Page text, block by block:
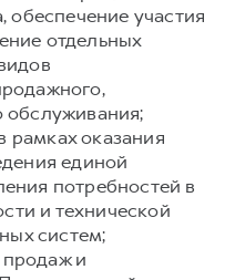
обеспечение участия
отдельных
обслуживания;
оказания
единой
потребностей в
и технической
систем;
и